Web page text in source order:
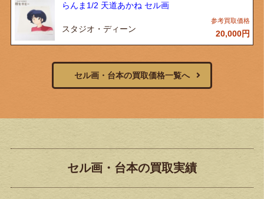
らんま1/2 天道あかね セル画
スタジオ・ディーン 20,000円
セル画・台本の買取価格一覧へ
セル画・台本の買取実績